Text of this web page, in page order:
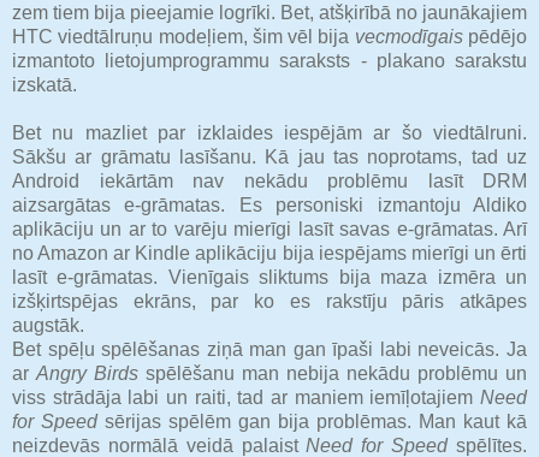
zem tiem bija pieejamie logrīki. Bet, atšķirībā no jaunākajiem
HTC viedtālruņu modeļiem, šim vēl bija vecmodīgaispēdējo
izmantoto lietojumprogrammu saraksts - plakano sarakstu
izskatā.
Bet nu mazliet par izklaides iespējām ar šo viedtālruni.
Sākšu ar grāmatu lasīšanu. Kā jau tas noprotams, tad uz
Android iekārtām nav nekādu problēmu lasīt DRM
aizsargātas e-grāmatas. Es personiski izmantoju Aldiko
aplikāciju un ar to varēju mierīgi lasīt savas e-grāmatas. Arī
no Amazon ar Kindle aplikāciju bija iespējams mierīgi un ērti
lasīt e-grāmatas. Vienīgais sliktums bija maza izmēra un
izšķirtspējas ekrāns, par ko es rakstīju pāris atkāpes
augstāk.
Bet spēļu spēlēšanas ziņā man gan īpaši labi neveicās. Ja
ar Angry Birds spēlēšanu man nebija nekādu problēmu un
viss strādāja labi un raiti, tad ar maniem iemīļotajiem Need
for Speedsērijas spēlēm gan bija problēmas. Man kaut kā
neizdevās normālā veidā palaistNeed for Speedspēlītes.